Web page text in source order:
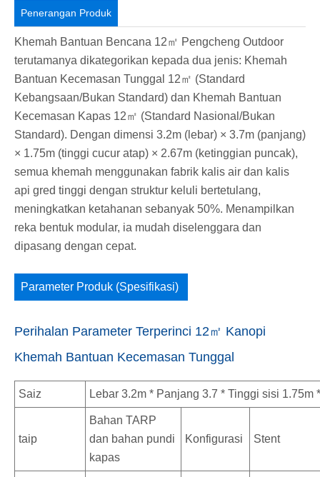
Penerangan Produk
Khemah Bantuan Bencana 12㎡ Pengcheng Outdoor
terutamanya dikategorikan kepada dua jenis: Khemah
Bantuan Kecemasan Tunggal 12㎡ (Standard
Kebangsaan/Bukan Standard) dan Khemah Bantuan
Kecemasan Kapas 12㎡ (Standard Nasional/Bukan
Standard). Dengan dimensi 3.2m (lebar) × 3.7m (panjang)
× 1.75m (tinggi cucur atap) × 2.67m (ketinggian puncak),
semua khemah menggunakan fabrik kalis air dan kalis
api gred tinggi dengan struktur keluli bertetulang,
meningkatkan ketahanan sebanyak 50%. Menampilkan
reka bentuk modular, ia mudah diselenggara dan
dipasang dengan cepat.
Parameter Produk (Spesifikasi)
Perihalan Parameter Terperinci 12㎡ Kanopi
Khemah Bantuan Kecemasan Tunggal
Saiz Lebar 3.2m * Panjang 3.7 * Tinggi sisi 1.75m
taip
Bahan TARP
dan bahan pundi
kapas
Konfigurasi Stent